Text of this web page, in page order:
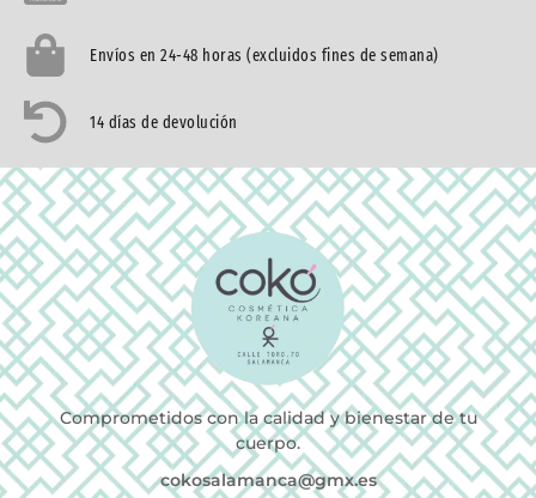
Envíos en 24-48 horas (excluidos fines de semana)
14 días de devolución
Comprometidos con la calidad y bienestar de tu
cuerpo.
cokosalamanca@gmx.es